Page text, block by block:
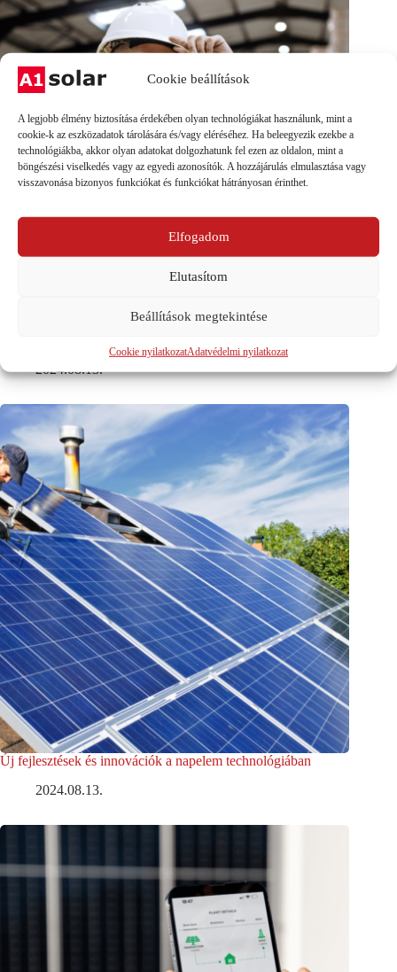
Cookie beállítások
A legjobb élmény biztosítása érdekében olyan technológiákat használunk, mint a
cookie-k az eszközadatok tárolására és/vagy eléréséhez. Ha beleegyezik ezekbe a
technológiákba, akkor olyan adatokat dolgozhatunk fel ezen az oldalon, mint a
böngészési viselkedés vagy az egyedi azonosítók. A hozzájárulás elmulasztása vagy
visszavonása bizonyos funkciókat és funkciókat hátrányosan érinthet.
Elfogadom
Elutasítom
Beállítások megtekintése
Cookie nyilatkozatAdatvédelmi nyilatkozat
2024.08.13.
Új fejlesztések és innovációk a napelem technológiában
2024.08.13.